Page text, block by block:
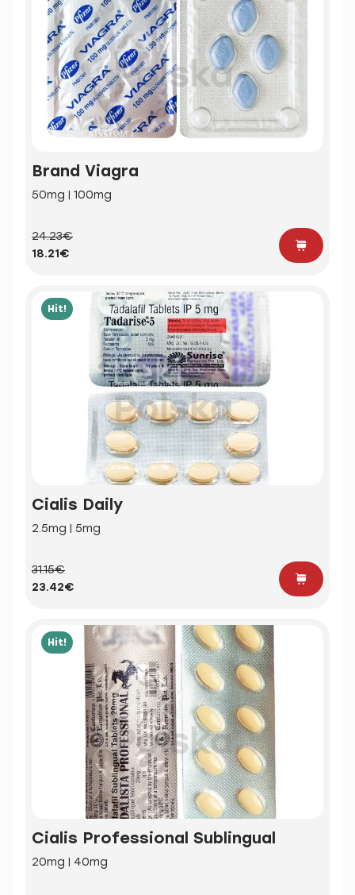
Brand Viagra
50mg | 100mg
24.23€
18.21€
Hit!
Cialis Daily
2.5mg | 5mg
31.15€
23.42€
Hit!
Cialis Professional Sublingual
20mg | 40mg